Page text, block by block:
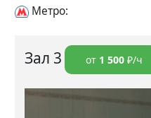
Метро:
Зал 3 от 1 500 ₽/ч